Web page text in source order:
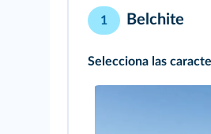
1 Belchite
Selecciona las